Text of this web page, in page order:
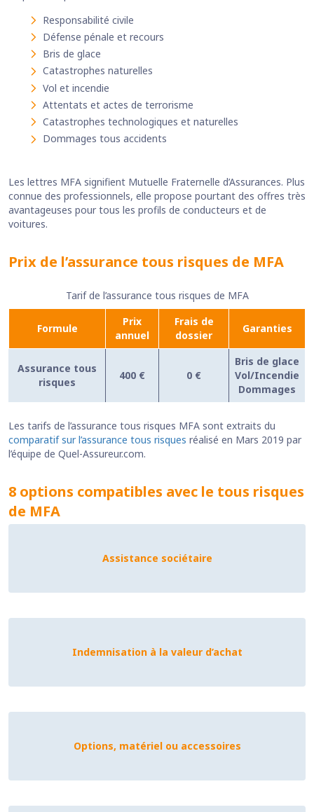
Responsabilité civile
Défense pénale et recours
Bris de glace
Catastrophes naturelles
Vol et incendie
Attentats et actes de terrorisme
Catastrophes technologiques et naturelles
Dommages tous accidents
Les lettres MFA signifient Mutuelle Fraternelle d’Assurances. Plus
connue des professionnels, elle propose pourtant des offres très
avantageuses pour tous les profils de conducteurs et de
voitures.
Prix de l’assurance tous risques de MFA
Tarif de l’assurance tous risques de MFA
Formule
Prix
annuel
Frais de
dossier
Garanties
Assurance tous
risques
400 € 0 €
Bris de glace
Vol/Incendie
Dommages
Les tarifs de l’assurance tous risques MFA sont extraits du
comparatif sur l’assurance tous risques réalisé en Mars 2019 par
l’équipe de Quel-Assureur.com.
8 options compatibles avec le tous risques
de MFA
Assistance sociétaire
Indemnisation à la valeur d’achat
Options, matériel ou accessoires